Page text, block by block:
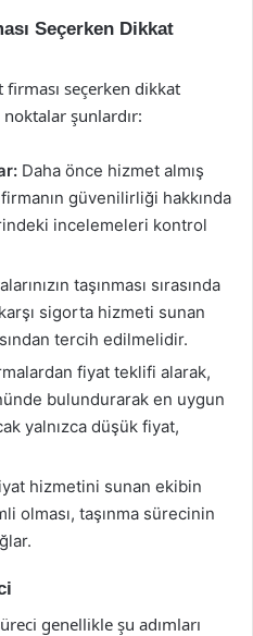
Seçerken Dikkat
seçerken dikkat
şunlardır:
Daha önce hizmet almış
güvenilirliği hakkında
incelemeleri kontrol
taşınması sırasında
sigorta hizmeti sunan
tercih edilmelidir.
fiyat teklifi alarak,
bulundurarak en uygun
yalnızca düşük fiyat,
hizmetini sunan ekibin
olması, taşınma sürecinin
genellikle şu adımları